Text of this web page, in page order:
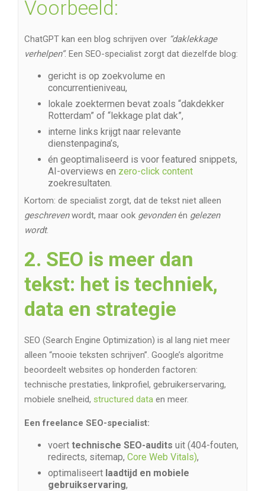
Voorbeeld:
ChatGPT kan een blog schrijven over “daklekkage
verhelpen”. Een SEO-specialist zorgt dat diezelfde blog:
gericht is op zoekvolume en
concurrentieniveau,
lokale zoektermen bevat zoals “dakdekker
Rotterdam” of “lekkage plat dak”,
interne links krijgt naar relevante
dienstenpagina’s,
én geoptimaliseerd is voor featured snippets,
AI-overviews en zero-click content
zoekresultaten.
Kortom: de specialist zorgt, dat de tekst niet alleen
geschrevenwordt, maar ook gevondenén gelezen
wordt.
2. SEO is meer dan
tekst: het is techniek,
data en strategie
SEO (Search Engine Optimization) is al lang niet meer
alleen “mooie teksten schrijven”. Google’s algoritme
beoordeelt websites op honderden factoren:
technische prestaties, linkprofiel, gebruikerservaring,
mobiele snelheid, structured data en meer.
Een freelance SEO-specialist:
voert technische SEO-audits uit (404-fouten,
redirects, sitemap, Core Web Vitals),
optimaliseert laadtijd en mobiele
gebruikservaring,